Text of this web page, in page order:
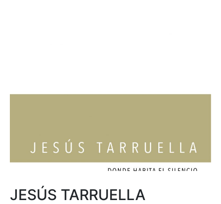
JESÚS TARRUELLA